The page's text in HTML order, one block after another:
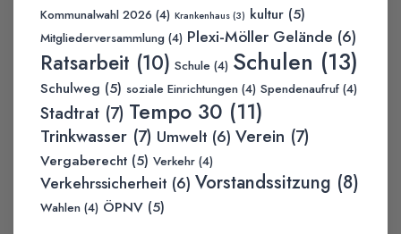
Kommunalwahl 2026 (4) Krankenhaus (3) kultur (5)
Mitgliederversammlung (4) Plexi-Möller Gelände (6)
Ratsarbeit (10) Schule (4) Schulen (13)
Schulweg (5) soziale Einrichtungen (4) Spendenaufruf (4)
Stadtrat (7) Tempo 30 (11)
Trinkwasser (7) Umwelt (6) Verein (7)
Vergaberecht (5) Verkehr (4)
Verkehrssicherheit (6) Vorstandssitzung (8)
Wahlen (4) ÖPNV (5)